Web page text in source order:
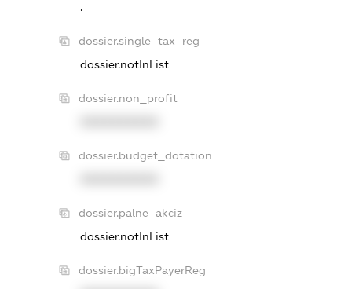
.
dossier.single_tax_reg
dossier.notInList
dossier.non_profit
dossier.budget_dotation
dossier.palne_akciz
dossier.notInList
dossier.bigTaxPayerReg